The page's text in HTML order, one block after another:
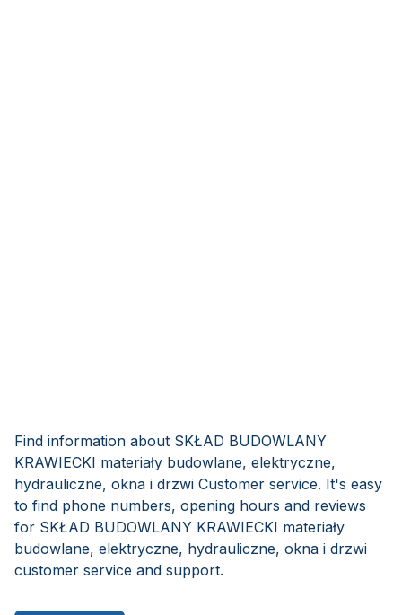
Find information about SKŁAD BUDOWLANY
KRAWIECKI materiały budowlane, elektryczne,
hydrauliczne, okna i drzwi Customer service. It's easy
to find phone numbers, opening hours and reviews
for SKŁAD BUDOWLANY KRAWIECKI materiały
budowlane, elektryczne, hydrauliczne, okna i drzwi
customer service and support.